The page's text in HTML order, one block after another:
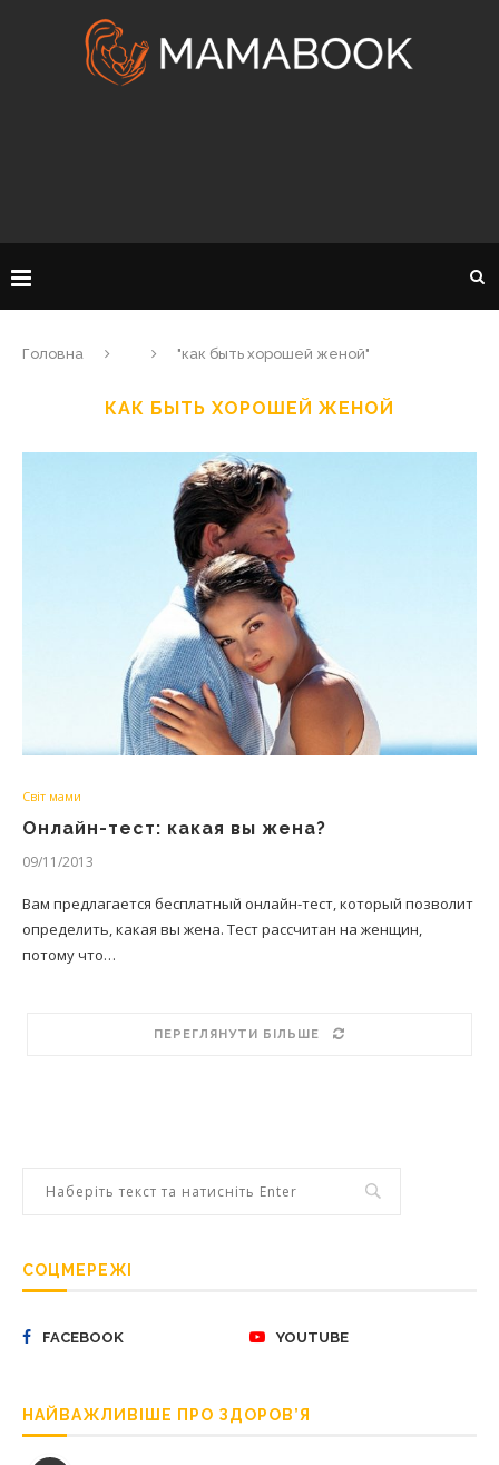
Головна "как быть хорошей женой"
КАК БЫТЬ ХОРОШЕЙ ЖЕНОЙ
Світ мами
Онлайн-тест: какая вы жена?
09/11/2013
Вам предлагается бесплатный онлайн-тест, который позволит
определить, какая вы жена. Тест рассчитан на женщин,
потому что…
ПЕРЕГЛЯНУТИ БІЛЬШЕ
СОЦМЕРЕЖІ
FACEBOOK YOUTUBE
НАЙВАЖЛИВІШЕ ПРО ЗДОРОВ’Я